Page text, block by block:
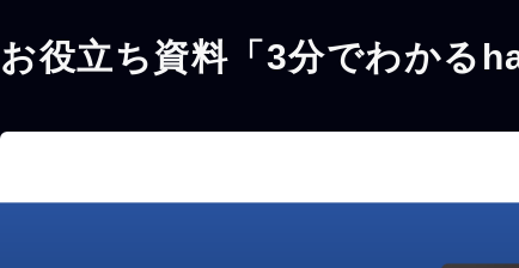
お役立ち資料「3分でわかる